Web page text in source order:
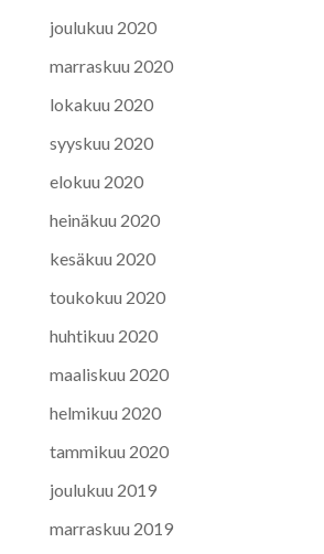
joulukuu 2020
marraskuu 2020
lokakuu 2020
syyskuu 2020
elokuu 2020
heinäkuu 2020
kesäkuu 2020
toukokuu 2020
huhtikuu 2020
maaliskuu 2020
helmikuu 2020
tammikuu 2020
joulukuu 2019
marraskuu 2019